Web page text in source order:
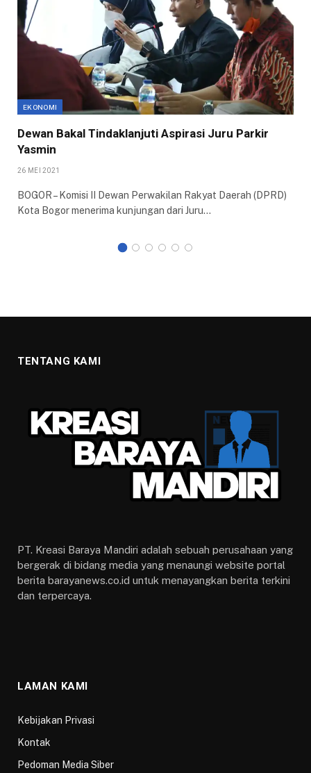
EKONOMI
Dewan Bakal Tindaklanjuti Aspirasi Juru Parkir
Yasmin
26 MEI 2021
BOGOR – Komisi II Dewan Perwakilan Rakyat Daerah (DPRD)
Kota Bogor menerima kunjungan dari Juru…
TENTANG KAMI
PT. Kreasi Baraya Mandiri adalah sebuah perusahaan yang
bergerak di bidang media yang menaungi website portal
berita barayanews.co.id untuk menayangkan berita terkini
dan terpercaya.
LAMAN KAMI
Kebijakan Privasi
Kontak
Pedoman Media Siber